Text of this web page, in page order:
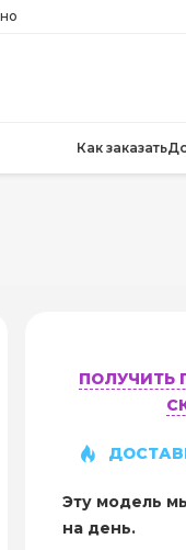
Как заказать
ПОЛУЧИТЬ
Эту модель
на день.